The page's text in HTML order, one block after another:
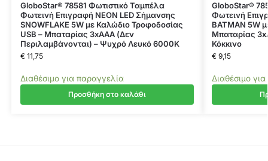
GloboStar® 78581 Φωτιστικό Ταμπέλα
Φωτεινή Επιγραφή NEON LED Σήμανσης
SNOWFLAKE 5W με Καλώδιο Τροφοδοσίας
USB – Μπαταρίας 3xAAA (Δεν
Περιλαμβάνονται) – Ψυχρό Λευκό 6000K
€11,75
Διαθέσιμο για παραγγελία
Προσθήκη στο καλάθι
GloboStar®
Φωτεινή
BATMAN 5W
Μπαταρίας
Κόκκινο
€9,15
Διαθέσιμο